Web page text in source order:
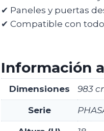
✔ Paneles y puertas
✔ Compatible con
Información
Dimensiones 983
Serie